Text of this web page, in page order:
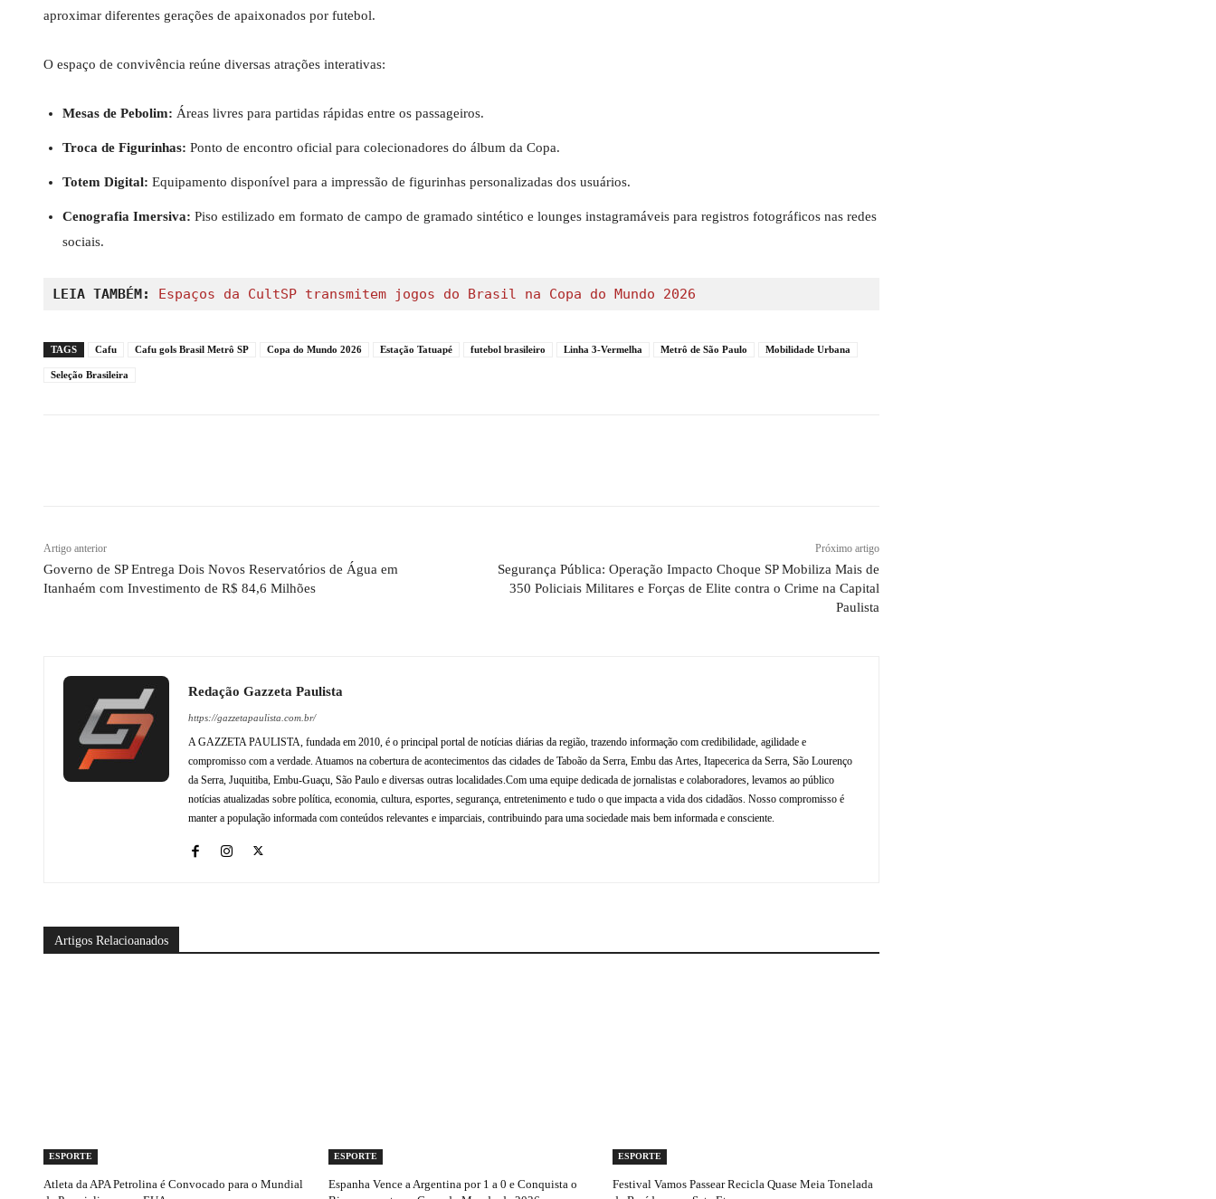
aproximar diferentes gerações de apaixonados por futebol.
O espaço de convivência reúne diversas atrações interativas:
Mesas de Pebolim: Áreas livres para partidas rápidas entre os passageiros.
Troca de Figurinhas: Ponto de encontro oficial para colecionadores do álbum da Copa.
Totem Digital: Equipamento disponível para a impressão de figurinhas personalizadas dos usuários.
Cenografia Imersiva: Piso estilizado em formato de campo de gramado sintético e lounges instagramáveis para registros fotográficos nas redes
sociais.
LEIA TAMBÉM: Espaços da CultSP transmitem jogos do Brasil na Copa do Mundo 2026
TAGS Cafu Cafu gols Brasil Metrô SP Copa do Mundo 2026 Estação Tatuapé futebol brasileiro Linha 3-Vermelha Metrô de São Paulo Mobilidade Urbana
Seleção Brasileira
Artigo anterior
Governo de SP Entrega Dois Novos Reservatórios de Água em
Itanhaém com Investimento de R$ 84,6 Milhões
Próximo artigo
Segurança Pública: Operação Impacto Choque SP Mobiliza Mais de
350 Policiais Militares e Forças de Elite contra o Crime na Capital
Paulista
Redação Gazzeta Paulista
https://gazzetapaulista.com.br/
A GAZZETA PAULISTA, fundada em 2010, é o principal portal de notícias diárias da região, trazendo informação com credibilidade, agilidade e
compromisso com a verdade. Atuamos na cobertura de acontecimentos das cidades de Taboão da Serra, Embu das Artes, Itapecerica da Serra, São Lourenço
da Serra, Juquitiba, Embu-Guaçu, São Paulo e diversas outras localidades.Com uma equipe dedicada de jornalistas e colaboradores, levamos ao público
notícias atualizadas sobre política, economia, cultura, esportes, segurança, entretenimento e tudo o que impacta a vida dos cidadãos. Nosso compromisso é
manter a população informada com conteúdos relevantes e imparciais, contribuindo para uma sociedade mais bem informada e consciente.
Artigos Relacioanados
ESPORTE
Atleta da APA Petrolina é Convocado para o Mundial
ESPORTE
Espanha Vence a Argentina por 1 a 0 e Conquista o
ESPORTE
Festival Vamos Passear Recicla Quase Meia Tonelada